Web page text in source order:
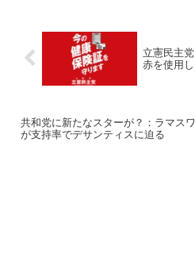
立憲民主
赤を使用
共和党に新たなスターが？：ラマスワ
が支持率でデサンティスに迫る